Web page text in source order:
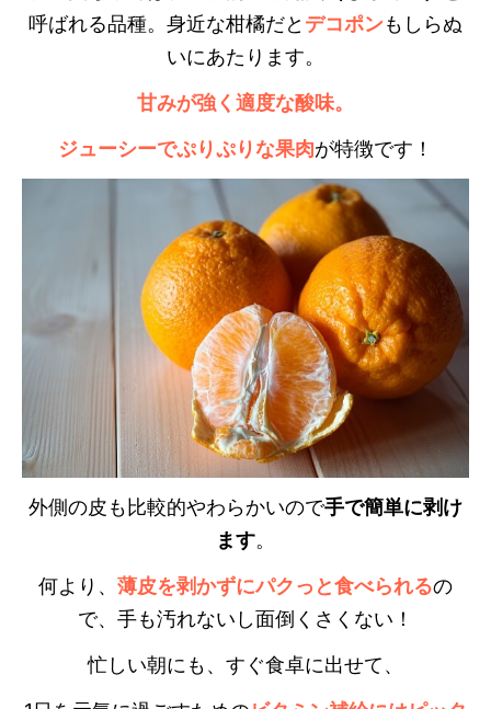
呼ばれる品種。身近な柑橘だと デコポンもしらぬ
いにあたります。
甘みが強く適度な酸味。
ジューシーでぷりぷりな果肉が特徴です！
外側の皮も比較的やわらかいので手で簡単に剥け
ます。
何より、 薄皮を剥かずにパクっと食べられるの
で、手も汚れないし面倒くさくない！
忙しい朝にも、すぐ食卓に出せて、